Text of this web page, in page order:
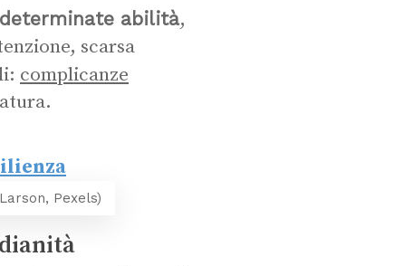
abilità,
scarsa
complicanze
Pexels)